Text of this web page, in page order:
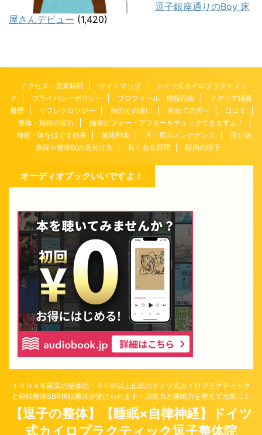
逗子銀座通りのBoy 床
屋さんデビュー (1,420)
アクセス・営業時間 サイトマップ
ドイツ式カイロプラクティッ
ク
プライバシーポリシー プロフィール・開院理由
メディア掲載
履歴
リフレクロソジー 他のとの違い 初めての方へ
口コミ
整体・施術の流れ
施術ビフォー・アフターをチェックできますよ！
施術・体をほぐす効果
施術料金 月一度のメンテナンス
良い治
療院や整体院の見分け方
良くある質問 院内の様子
オーディオブックいいですよ！
１９９４年開業の整体院・９０年以上伝統のドイツ式カイロプラクティック
と睡眠整体SBR快眠療法が受けられます・回復力と睡眠力を整えて元気に！
【逗子の整体】【睡眠×自律神経】ドイツ
式カイロプラクティック逗子整体院